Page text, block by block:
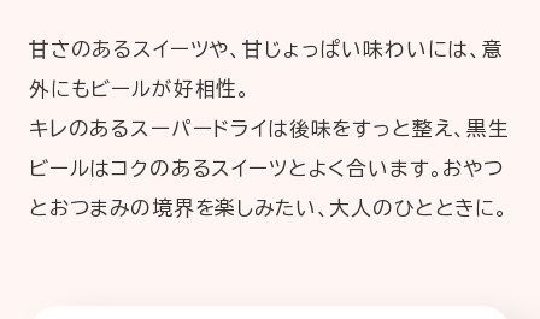
甘さのあるスイーツや、甘じょっぱい味わいには、意
外にもビールが好相性。
キレのあるスーパードライは後味をすっと整え、黒生
ビールはコクのあるスイーツとよく合います。おやつ
とおつまみの境界を楽しみたい、大人のひとときに。